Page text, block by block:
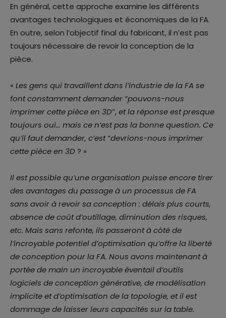
En général, cette approche examine les différents
avantages technologiques et économiques de la FA.
En outre, selon l’objectif final du fabricant, il n’est pas
toujours nécessaire de revoir la conception de la
pièce.
« Les gens qui travaillent dans l’industrie de la FA se
font constamment demander “pouvons-nous
imprimer cette pièce en 3D’’,et la réponse est presque
toujours oui… mais ce n’est pas la bonne question. Ce
qu’il faut demander, c’est “devrions-nous imprimer
cette pièce en 3D ? »
Il est possible qu’une organisation puisse encore tirer
des avantages du passage à un processus de FA
sans avoir à revoir sa conception : délais plus courts,
absence de coût d’outillage, diminution des risques,
etc. Mais sans refonte, ils passeront à côté de
l’incroyable potentiel d’optimisation qu’offre la liberté
de conception pour la FA. Nous avons maintenant à
portée de main un incroyable éventail d’outils
logiciels de conception générative, de modélisation
implicite et d’optimisation de la topologie, et il est
dommage de laisser leurs capacités sur la table.